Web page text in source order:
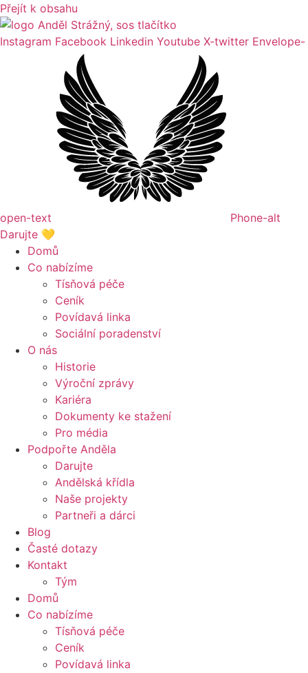
Přejít k obsahu
Instagram Facebook Linkedin Youtube X-twitter Envelope-
open-text
Phone-alt
Darujte 💛
Domů
Co nabízíme
Tísňová péče
Ceník
Povídavá linka
Sociální poradenství
O nás
Historie
Výroční zprávy
Kariéra
Dokumenty ke stažení
Pro média
Podpořte Anděla
Darujte
Andělská křídla
Naše projekty
Partneři a dárci
Blog
Časté dotazy
Kontakt
Tým
Domů
Co nabízíme
Tísňová péče
Ceník
Povídavá linka